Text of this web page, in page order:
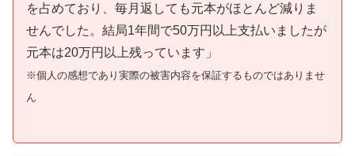
を占めており、毎月返しても元本がほとんど減りま
せんでした。結局1年間で50万円以上支払いましたが
元本は20万円以上残っています」
※個人の感想であり実際の被害内容を保証するものではありませ
ん